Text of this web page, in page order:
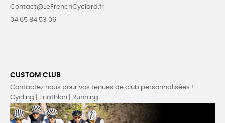
Contact@LeFrenchCyclard.fr
04 65 84 53 06
CUSTOM CLUB
Contactez nous pour vos tenues de club personnalisées !
Cycling | Triathlon | Running